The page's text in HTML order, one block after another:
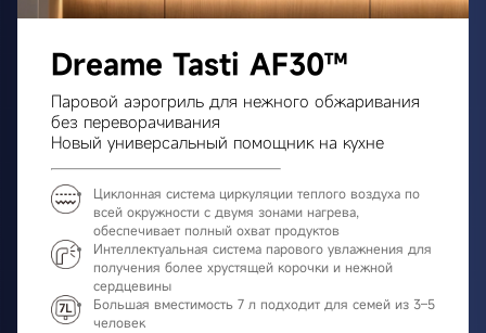
Dreame Tasti AF30™
Паровой аэрогриль для нежного обжаривания
без переворачивания
Новый универсальный помощник на кухне
Циклонная система циркуляции теплого воздуха по
всей окружности с двумя зонами нагрева,
обеспечивает полный охват продуктов
Интеллектуальная система парового увлажнения для
получения более хрустящей корочки и нежной
сердцевины
Большая вместимость 7 л подходит для семей из 3–5
человек